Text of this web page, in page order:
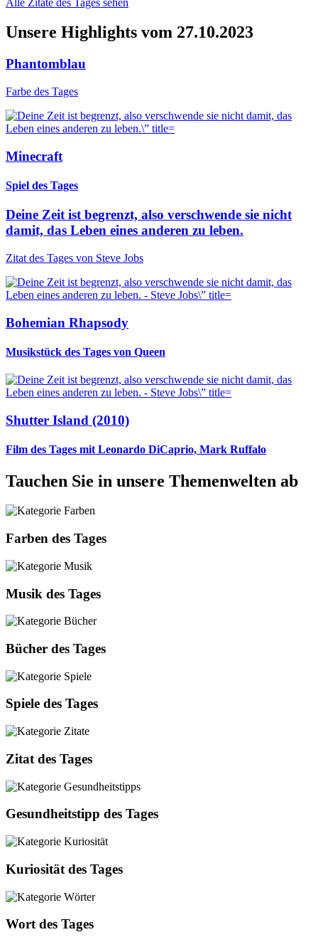
Unsere Highlights vom 27.10.2023
Phantomblau
Farbe des Tages
Minecraft
Spiel des Tages
Deine Zeit ist begrenzt, also verschwende sie nicht
damit, das Leben eines anderen zu leben.
Zitat des Tages von Steve Jobs
Bohemian Rhapsody
Musikstück des Tages von Queen
Shutter Island (2010)
Film des Tages mit Leonardo DiCaprio, Mark Ruffalo
Tauchen Sie in unsere Themenwelten ab
Farben des Tages
Musik des Tages
Bücher des Tages
Spiele des Tages
Zitat des Tages
Gesundheitstipp des Tages
Kuriosität des Tages
Wort des Tages